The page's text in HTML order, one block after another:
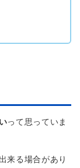
って思っていま
来る場合があり